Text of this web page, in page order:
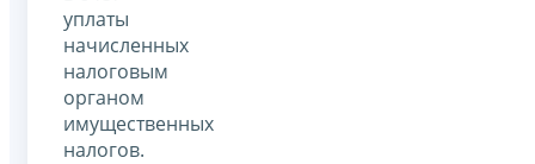
уплаты
начисленных
налоговым
органом
имущественных
налогов.